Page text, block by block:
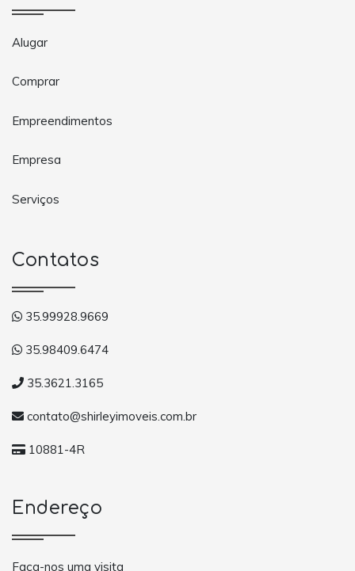
Alugar
Comprar
Empreendimentos
Empresa
Serviços
Contatos
35.99928.9669
35.98409.6474
35.3621.3165
contato@shirleyimoveis.com.br
10881-4R
Endereço
Faça-nos uma visita